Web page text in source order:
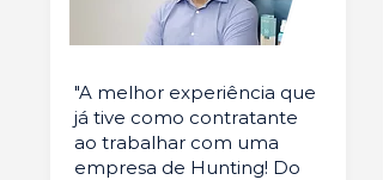
"A melhor experiência que
já tive como contratante
ao trabalhar com uma
empresa de Hunting! Do